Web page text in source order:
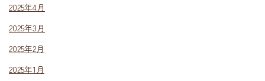
2025年4月
2025年3月
2025年2月
2025年1月